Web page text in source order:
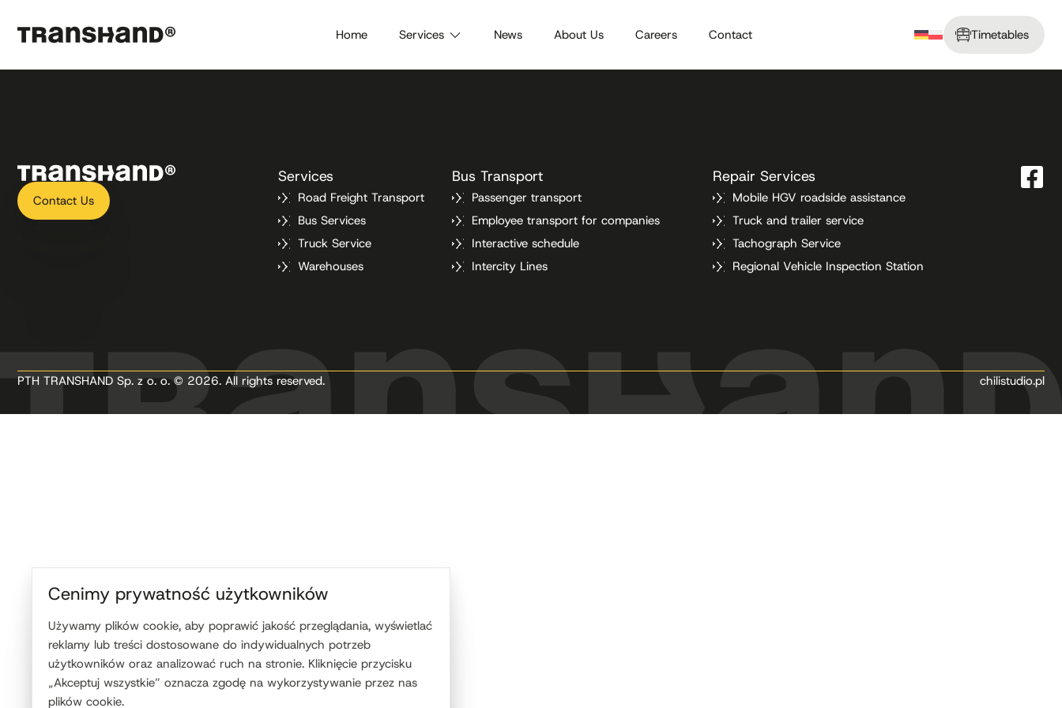
Cenimy prywatność użytkowników
Używamy plików cookie, aby poprawić jakość przeglądania, wyświetlać
reklamy lub treści dostosowane do indywidualnych potrzeb
użytkowników oraz analizować ruch na stronie. Kliknięcie przycisku
„Akceptuj wszystkie” oznacza zgodę na wykorzystywanie przez nas
plików cookie.
Home Services News About Us Careers Contact Timetables
Contact Us
Services
Road Freight Transport
Bus Services
Truck Service
Warehouses
Bus Transport
Passenger transport
Employee transport for companies
Interactive schedule
Intercity Lines
Repair Services
Mobile HGV roadside assistance
Truck and trailer service
Tachograph Service
Regional Vehicle Inspection Station
PTH TRANSHAND Sp. z o. o. © 2026. All rights reserved. chilistudio.pl